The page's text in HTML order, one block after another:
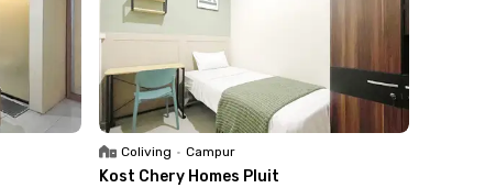
Coliving • Campur
Kost Chery Homes Pluit